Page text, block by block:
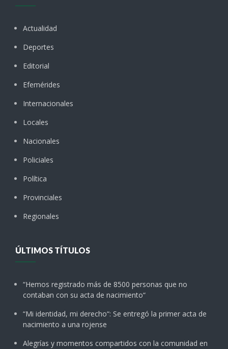
Actualidad
Deportes
Editorial
Efemérides
Internacionales
Locales
Nacionales
Policiales
Política
Provinciales
Regionales
ÚLTIMOS TÍTULOS
“Hemos registrado más de 8500 personas que no
contaban con su acta de nacimiento“
“Mi identidad, mi derecho“: Se entregó la primer acta de
nacimiento a una rojense
Alegrías y momentos compartidos con la comunidad en